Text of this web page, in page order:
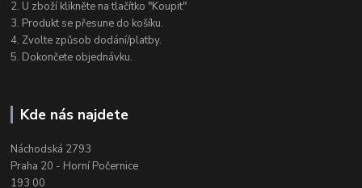
2. U zboží klikněte na tlačítko "Koupit"
3. Produkt se přesune do košíku.
4. Zvolte způsob dodání/platby.
5. Dokončete objednávku.
Kde nás najdete
Náchodská 2793
Praha 20 - Horní Počernice
193 00